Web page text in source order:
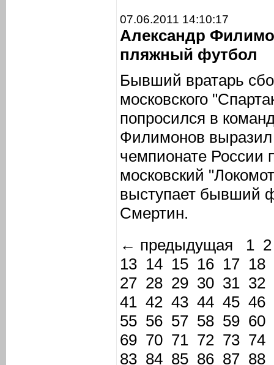
07.06.2011 14:10:17
Александр
пляжный футбол
Бывший вратарь
московского
попросился в
Филимонов выразил
чемпионате России
московский
выступает бывший
Смертин.
← предыдущая
1 2
13 14 15 16 17 18
27 28 29 30 31 32
41 42 43 44 45 46
55 56 57 58 59 60
69 70 71 72 73 74
83 84 85 86 87 88